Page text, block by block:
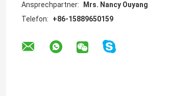
Ansprechpartner:
Mrs. Nancy Ouyang
Telefon:
+86-15889650159